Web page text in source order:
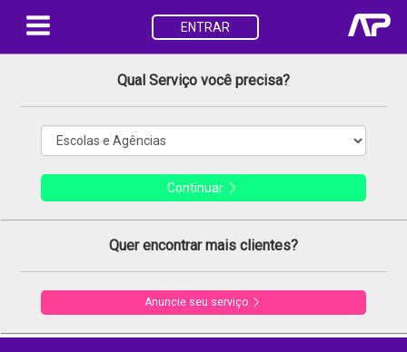
ENTRAR
Qual Serviço você precisa?
Continuar
Quer encontrar mais clientes?
Anuncie seu serviço